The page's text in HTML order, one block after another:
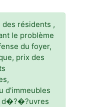
résidents ,
le problème
du foyer,
prix des
d'immeubles
d�?�?uvres